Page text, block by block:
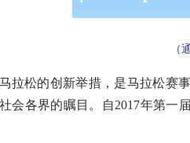
（
松的创新举措，是马拉松赛
会各界的瞩目。自2017年第一